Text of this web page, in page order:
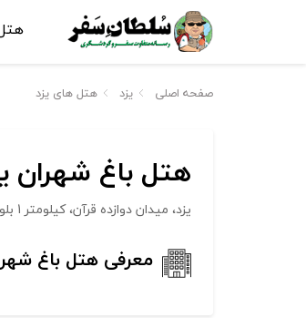
صفحه اصلی یزد هتل های یزد
هتل باغ شهران
یزد، میدان دوازده قرآن، کیلومتر 1 بلوار نصر به سمت کمپ های کویری، فرعی دوم سمت راست
معرفی هتل باغ